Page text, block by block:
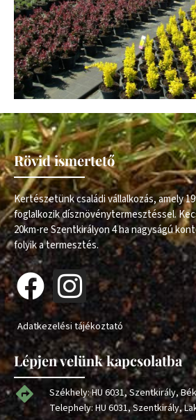
Rövid ismertető
Kertészetünk családi vállalkozás, amely
foglalkozik dísznövénytermesztéssel.
20km-re Szentkirályon 4 ha nagyságú
folyik a termesztés.
Adatkezelési tájékoztató
Lépjen velünk kapcsolatba
Székhely: HU 6031, Szentkirály,
Telephely: HU 6031, Szentkirály,